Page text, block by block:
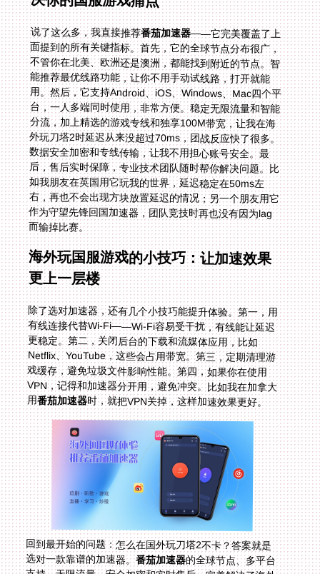
说了这么多，我直接推荐番茄加速器——它完美覆盖了上
面提到的所有关键指标。首先，它的全球节点分布很广，
不管你在北美、欧洲还是澳洲，都能找到附近的节点。智
能推荐最优线路功能，让你不用手动试线路，打开就能
用。然后，它支持Android、iOS、Windows、Mac四个平
台，一人多端同时使用，非常方便。稳定无限流量和智能
分流，加上精选的游戏专线和独享100M带宽，让我在海
外玩刀塔2时延迟从来没超过70ms，团战反应快了很多。
数据安全加密和专线传输，让我不用担心账号安全。最
后，售后实时保障，专业技术团队随时帮你解决问题。比
如我朋友在英国用它玩我的世界，延迟稳定在50ms左
右，再也不会出现方块放置延迟的情况；另一个朋友用它
作为守望先锋回国加速器，团队竞技时再也没有因为lag
而输掉比赛。
海外玩国服游戏的小技巧：让加速效果
更上一层楼
除了选对加速器，还有几个小技巧能提升体验。第一，用
有线连接代替Wi-Fi——Wi-Fi容易受干扰，有线能让延迟
更稳定。第二，关闭后台的下载和流媒体应用，比如
Netflix、YouTube，这些会占用带宽。第三，定期清理游
戏缓存，避免垃圾文件影响性能。第四，如果你在使用
VPN，记得和加速器分开用，避免冲突。比如我在加拿大
用番茄加速器时，就把VPN关掉，这样加速效果更好。
回到最开始的问题：怎么在国外玩刀塔2不卡？答案就是
选对一款靠谱的加速器。番茄加速器的全球节点、多平台
支持、无限流量、安全加密和实时售后，完美解决了海外
玩家的痛点。不管你是玩刀塔2、需要守望先锋回国加速
器，还是在英国玩我的世界，它都能给你稳定流畅的体